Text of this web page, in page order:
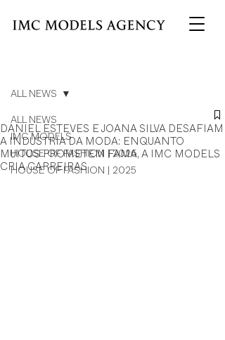
ALL NEWS
IMC MODELS
HOUSE OF FASHION | 2026
HOUSE OF FASHION | 2025
ALL NEWS
DANIEL ESTEVES E JOANA SILVA DESAFIAM
A INDÚSTRIA DA MODA: ENQUANTO
MUITOS PROMETEM FAMA, A IMC MODELS
CRIA CARREIRAS